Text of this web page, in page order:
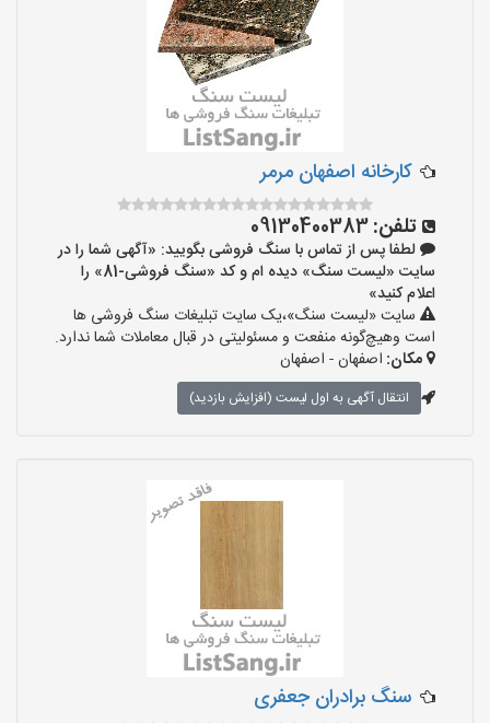
کارخانه اصفهان مرمر
تلفن:09130400383
لطفا پس از تماس با سنگ فروشی بگویید: «آگهی شما را در
سایت «لیست سنگ» دیده ام و کد «سنگ فروشی-81» را
اعلام کنید»
سایت «لیست سنگ»،یک سایت تبلیغات سنگ فروشی ها
است وهیچ‌گونه منفعت و مسئولیتی در قبال معاملات شما ندارد.
مکان: اصفهان - اصفهان
انتقال آگهی به اول لیست (افزایش بازدید)
سنگ برادران جعفری